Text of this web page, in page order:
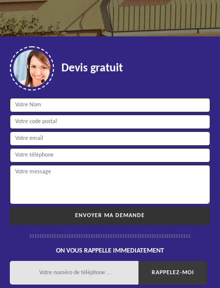
Devis gratuit
ON VOUS RAPPELLE IMMEDIATEMENT